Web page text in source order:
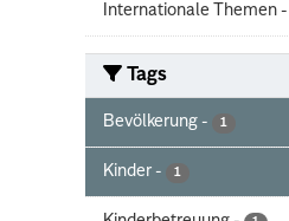
Internationale Themen -
Tags
Bevölkerung - 1
Kinder - 1